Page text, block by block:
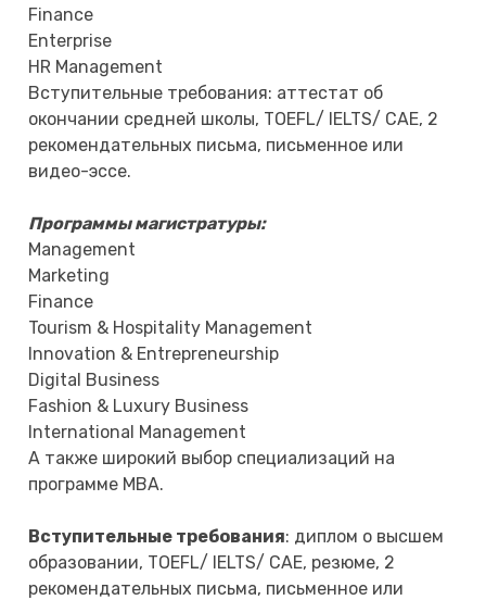
Finance
Enterprise
HR Management
Вступительные требования: аттестат об
окончании средней школы, TOEFL/ IELTS/ CAE, 2
рекомендательных письма, письменное или
видео-эссе.
Программы магистратуры:
Management
Marketing
Finance
Tourism & Hospitality Management
Innovation & Entrepreneurship
Digital Business
Fashion & Luxury Business
International Management
А также широкий выбор специализаций на
программе MBA.
Вступительные требования: диплом о высшем
образовании, TOEFL/ IELTS/ CAE, резюме, 2
рекомендательных письма, письменное или